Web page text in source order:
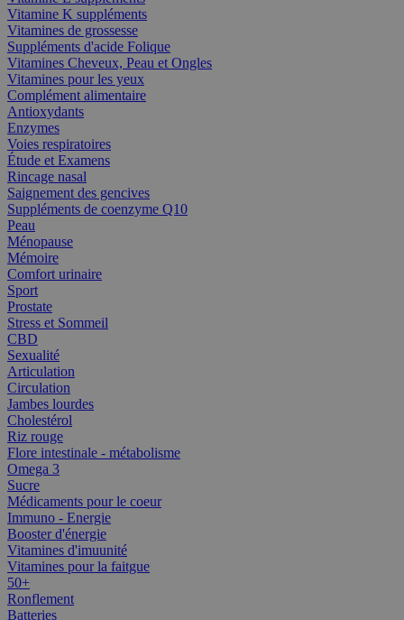
Vitamine K suppléments
Vitamines de grossesse
Suppléments d'acide Folique
Vitamines Cheveux, Peau et Ongles
Vitamines pour les yeux
Complément alimentaire
Antioxydants
Enzymes
Voies respiratoires
Étude et Examens
Rincage nasal
Saignement des gencives
Suppléments de coenzyme Q10
Peau
Ménopause
Mémoire
Comfort urinaire
Sport
Prostate
Stress et Sommeil
CBD
Sexualité
Articulation
Circulation
Jambes lourdes
Cholestérol
Riz rouge
Flore intestinale - métabolisme
Omega 3
Sucre
Médicaments pour le coeur
Immuno - Energie
Booster d'énergie
Vitamines d'imuunité
Vitamines pour la faitgue
50+
Ronflement
Batteries